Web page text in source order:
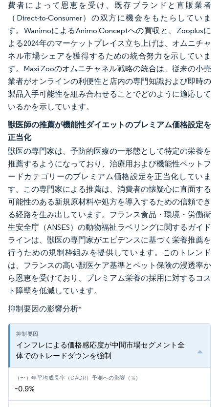
費者によって恩恵を受け、既存ブランドと直販業者
（Direct-to-Consumer）の双方に機会をもたらしていま
す。WanimoによるAnimo Conceptへの買収と、Zooplusに
よる2024年のマーケットプレイス立ち上げは、オムニチャ
ネル市場シェアを獲得するための統合努力を示していま
す。Maxi Zooのオムニチャネル戦略の統合は、従来の小売
業者がオンラインの利便性と店内の専門知識および即時の
製品入手可能性を組み合わせることでどのように適応して
いるかを示しています。
獣医師の推薦が機能性ダイエットのプレミアム価格設定を
正当化
獣医の専門家は、予防的医療の一形態として特定の栄養を
推薦するようになっており、治療用および機能性ペットフ
ードカテゴリーのプレミアム価格設定を正当化していま
す。この専門家による推薦は、消費者の懐疑心に直面する
可能性のある新規原材料や処方を導入するための信頼でき
る経路を生み出しています。フランス食品・環境・労働衛
生安全庁（ANSES）の動物福祉ラベリングに関するガイド
ラインは、獣医の専門家がエビデンスに基づく栄養推薦を
行うための規制枠組みを提供しています。このトレンド
は、フランスの高い獣医ケア基準とペット保険の浸透率か
ら恩恵を受けており、プレミアム栄養の採用に対するコス
ト障壁を低減しています。
抑制要因の影響分析*
インフレによる価格感応度が中間市場セグメント全
体でのトレードダウンを強制
-0.9%